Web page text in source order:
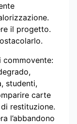
il progetto.
commovente:
studenti,
carte
restituzione.
l’abbandono